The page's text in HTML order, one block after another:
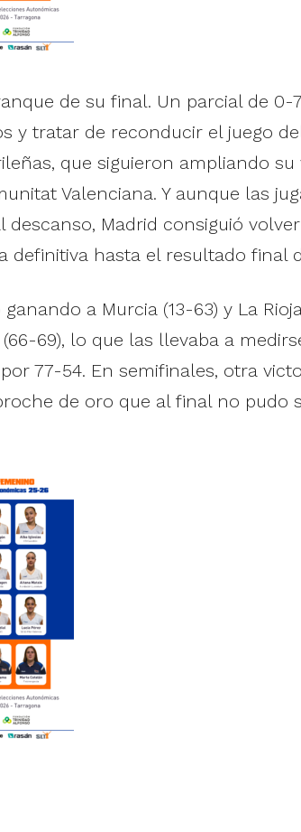
de su final. Un parcial de 0-
tratar de reconducir el juego
que siguieron ampliando
Valenciana. Y aunque las
Madrid consiguió
hasta el resultado final
a Murcia (13-63) y La
69), lo que las llevaba a
77-54. En semifinales, otra
de oro que al final no pudo